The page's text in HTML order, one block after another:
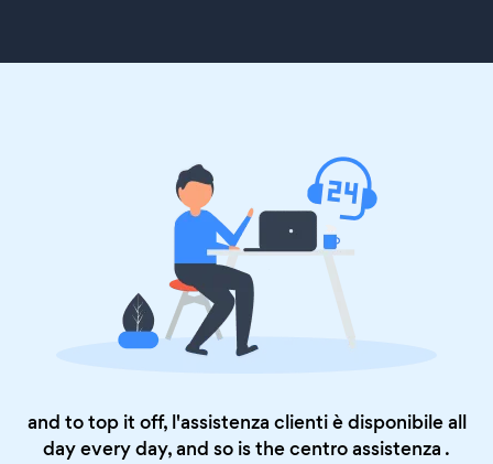
and to top it off, l'assistenza clienti è disponibile all
day every day, and so is thecentro assistenza .